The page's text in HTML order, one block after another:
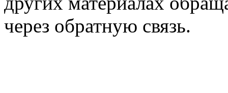
через обратную связь.